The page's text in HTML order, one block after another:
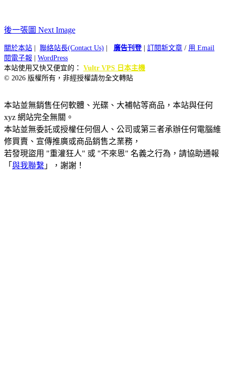
後一張圖 Next Image
關於本站 聯絡站長(Contact Us) 廣告刊登| 訂閱新文章 / 用 Email
閱電子報
WordPress
本站使用又快又便宜的： Vultr VPS 日本主機
© 2026 版權所有，非經授權請勿全文轉貼
本站並無銷售任何軟體、光碟、大補帖等商品，本站與任何
xyz 網站完全無關。
本站並無委託或授權任何個人、公司或第三者承辦任何電腦維
修買賣、宣傳推廣或商品銷售之業務，
若發現盜用 "重灌狂人" 或 "不來恩" 名義之行為，請協助通報
「 與我聯繫 」，謝謝！